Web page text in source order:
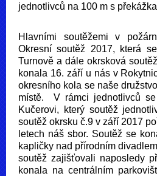
jednotlivců na 100 m s
Hlavními soutěžemi v
Okresní soutěž 2017, která
Turnově a dále okrsková
konala 16. září u nás v
okresního kola se naše
místě. V rámci jednotlivců
Kučerovi, který soutěž
soutěž okrsku č.9 v září 2017
letech náš sbor. Soutěž se
kapličky nad přírodním
soutěž zajišťovali naposledy
konala na centrálním